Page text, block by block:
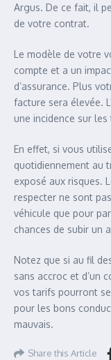
Argus. De ce fait, il
de votre contrat.
Le modèle de votre
compte et a un
d’assurance. Plus
facture sera élevée.
une incidence sur les
En effet, si vous
quotidiennement au
exposé aux risques.
respecter ne sont
véhicule que pour
chances de subir un
Notez que si au fil
sans accroc et d’un
vos tarifs pourront
pour les bons
mauvais.
Share this Article